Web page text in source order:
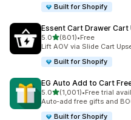
Built for Shopify
Essent Cart Drawer Cart
5.0별 5개 중
(801)
총 리뷰 801개
•Free
Lift AOV via Slide Cart
Built for Shopify
EG Auto Add to Cart
5.0별 5개 중
(1,001)
총 리뷰 1001개
•Free trial
Auto-add free gifts and
Built for Shopify